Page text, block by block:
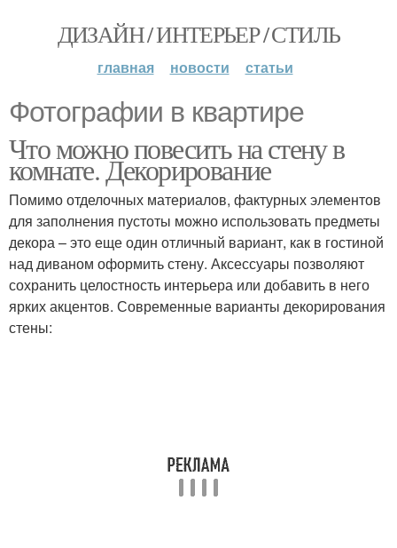
ДИЗАЙН / ИНТЕРЬЕР / СТИЛЬ
главная новости статьи
Фотографии в квартире
Что можно повесить на стену в
комнате. Декорирование
Помимо отделочных материалов, фактурных элементов
для заполнения пустоты можно использовать предметы
декора – это еще один отличный вариант, как в гостиной
над диваном оформить стену. Аксессуары позволяют
сохранить целостность интерьера или добавить в него
ярких акцентов. Современные варианты декорирования
стены: